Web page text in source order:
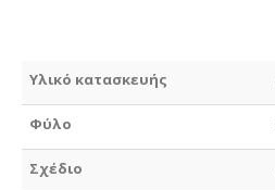
Υλικό κατασκευής
Φύλο
Σχέδιο